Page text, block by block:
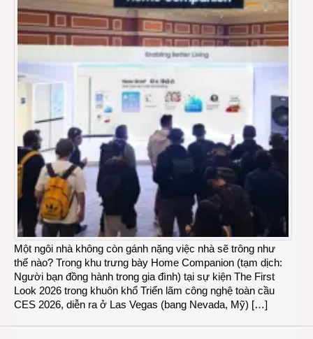
Một ngôi nhà không còn gánh nặng việc nhà sẽ trông như
thế nào? Trong khu trưng bày Home Companion (tạm dịch:
Người bạn đồng hành trong gia đình) tại sự kiện The First
Look 2026 trong khuôn khổ Triển lãm công nghệ toàn cầu
CES 2026, diễn ra ở Las Vegas (bang Nevada, Mỹ) […]